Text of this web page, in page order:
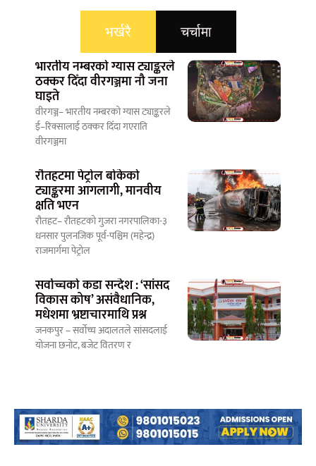
भर्खरै चर्चामा
भारतीय नम्बरको ग्यास ट्याङ्करले
ठक्कर दिँदा वीरगञ्जमा नौ जना
घाइते
वीरगञ्ज– भारतीय नम्बरको ग्यास ट्याङ्करले
ई–रिक्सालाई ठक्कर दिँदा गएराति
वीरगञ्जमा
रौतहटमा पेट्रोल बोकेको
ट्याङ्करमा आगलागी, मानवीय
क्षति भएन
रौतहट– रौतहटको गुजरा नगरपालिका-३
धनसार पुलनजिक पूर्व-पश्चिम (महेन्द्र)
राजमार्गमा पेट्रोल
सर्वोच्चको कडा सन्देश : ‘सांसद
विकास कोष’ असंवैधानिक,
मधेशमा भ्रष्टाचारमाथि प्रश्न
जनकपुर – सर्वोच्च अदालतले सांसदलाई
योजना छनोट, बजेट वितरण र